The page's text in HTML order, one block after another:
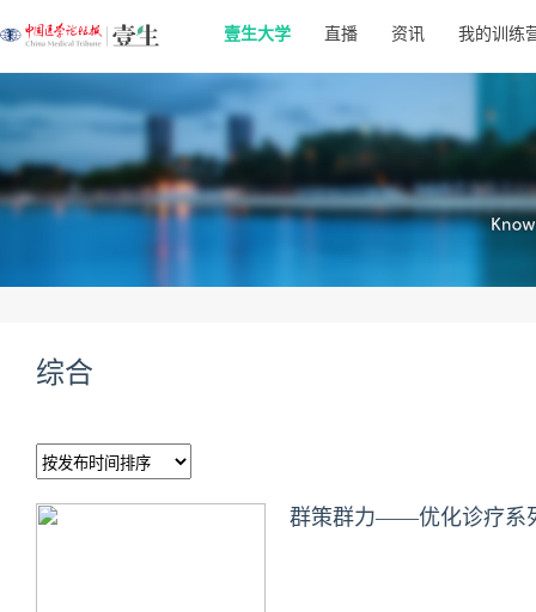
壹生大学 直播 资讯 我的训练
综合
群策群力——优化诊疗系